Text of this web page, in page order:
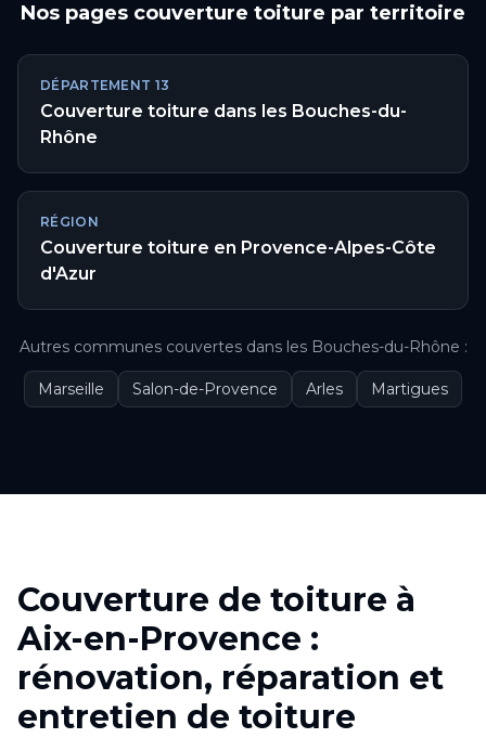
Nos pages couverture toiture par territoire
DÉPARTEMENT 13
Couverture toiture dans les Bouches-du-
Rhône
RÉGION
Couverture toiture en Provence-Alpes-Côte
d'Azur
Autres communes couvertes dans les Bouches-du-Rhône :
Marseille Salon-de-Provence Arles Martigues
Couverture de toiture à
Aix-en-Provence :
rénovation, réparation et
entretien de toiture